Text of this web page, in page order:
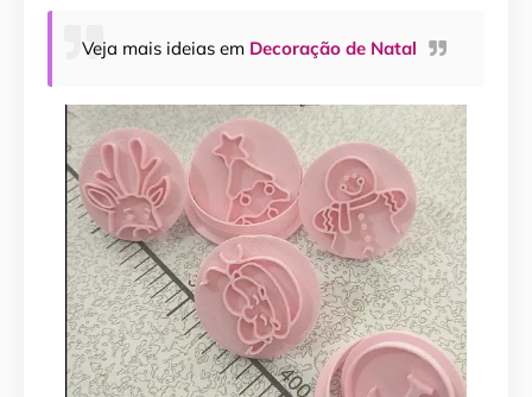
Veja mais ideias em Decoração de Natal